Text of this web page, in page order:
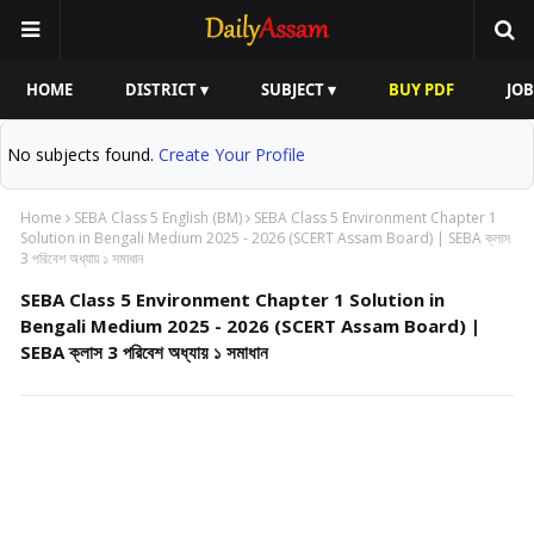
HOME DISTRICT ▾ SUBJECT ▾ BUY PDF
No subjects found. Create Your Profile
Home SEBA Class 5 English (BM)
SEBA Class 5 Environment Chapter 1
Solution in Bengali Medium 2025 - 2026 (SCERT Assam Board) | SEBA ক্লাস
3 পরিবেশ অধ্যায় ১ সমাধান
SEBA Class 5 Environment Chapter 1 Solution in
Bengali Medium 2025 - 2026 (SCERT Assam Board) |
SEBA ক্লাস 3 পরিবেশ অধ্যায় ১ সমাধান